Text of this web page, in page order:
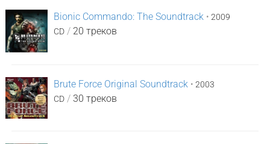
Bionic Commando: The Soundtrack • 2009
CD / 20 треков
Brute Force Original Soundtrack • 2003
CD / 30 треков